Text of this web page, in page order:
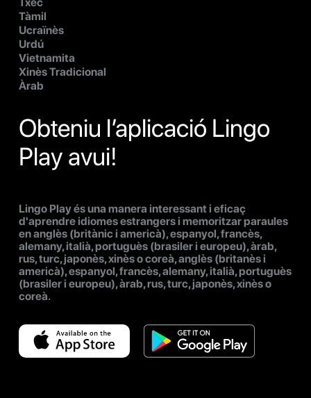
Tàmil
Ucraïnès
Urdú
Vietnamita
Xinès Tradicional
Àrab
Obteniu l’aplicació Lingo
Play avui!
Lingo Play és una manera interessant i eficaç
d'aprendre idiomes estrangers i memoritzar paraules
en anglès (britànic i americà), espanyol, francès,
alemany, italià, portuguès (brasiler i europeu), àrab,
rus, turc, japonès, xinès o coreà, anglès (britanès i
americà), espanyol, francès, alemany, italià, portuguès
(brasiler i europeu), àrab, rus, turc, japonès, xinès o
coreà.